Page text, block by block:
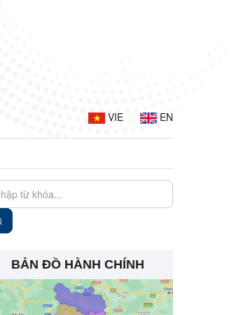
VIE EN
BẢN ĐỒ HÀNH CHÍNH